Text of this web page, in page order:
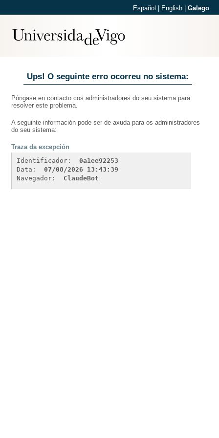
Español English Galego
Ups! O seguinte erro ocorreu no sistema:
Póngase en contacto cos administradores do seu sistema para
resolver este problema.
A seguinte información pode ser de axuda para os administradores
do seu sistema:
Traza da excepción
Identificador:
0a1ee92253
Data:
07/08/2026 13:43:39
Navegador:
ClaudeBot